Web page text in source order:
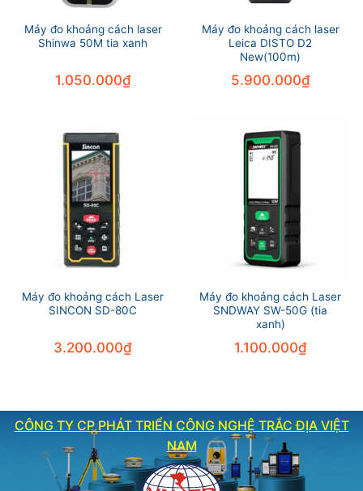
Máy đo khoảng cách laser
Shinwa 50M tia xanh
1.050.000₫
Máy đo khoảng cách laser
Leica DISTO D2
New(100m)
5.900.000₫
Máy đo khoảng cách Laser
SINCON SD-80C
3.200.000₫
Máy đo khoảng cách Laser
SNDWAY SW-50G (tia
xanh)
1.100.000₫
CÔNG TY CP PHÁT TRIỂN CÔNG NGHỆ TRẮC ĐỊA VIỆT
NAM